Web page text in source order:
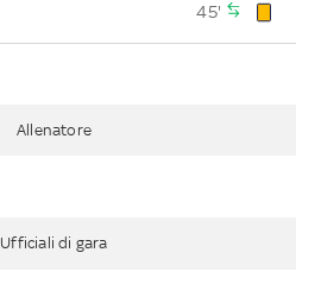
45'
Allenatore
Ufficiali di gara